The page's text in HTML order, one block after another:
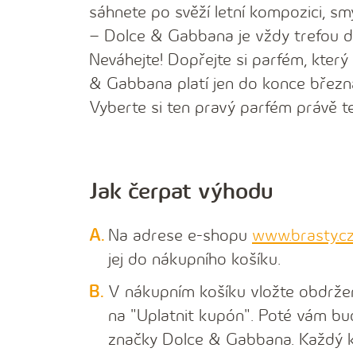
sáhnete po svěží letní kompozici,
– Dolce & Gabbana je vždy trefou
Neváhejte! Dopřejte si parfém,
& Gabbana platí jen do konce
Vyberte si ten pravý parfém právě
Jak čerpat výhodu
Na adrese e-shopu
jej do nákupního košíku.
V nákupním košíku vložte
na "Uplatnit kupón". Poté vám
značky Dolce & Gabbana.